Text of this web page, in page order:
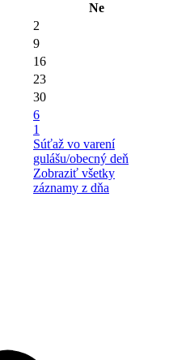
Ne
2
9
16
23
30
6
1
Súťaž vo varení
gulášu/obecný deň
Zobraziť všetky
záznamy z dňa